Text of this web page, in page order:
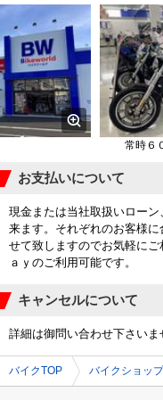
常時６
お支払いについて
現金または当社取扱いロー
来ます。それぞれのお客様
せて致しますのでお気軽に
ａｙのご利用可能です。
キャンセルについて
詳細は御問い合わせ下さいま
バイクTOP バイクショッ